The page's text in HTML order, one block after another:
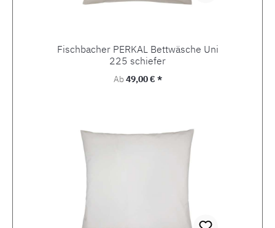
Fischbacher PERKAL Bettwäsche Uni
225 schiefer
Regulärer Preis:
Ab49,00 € *